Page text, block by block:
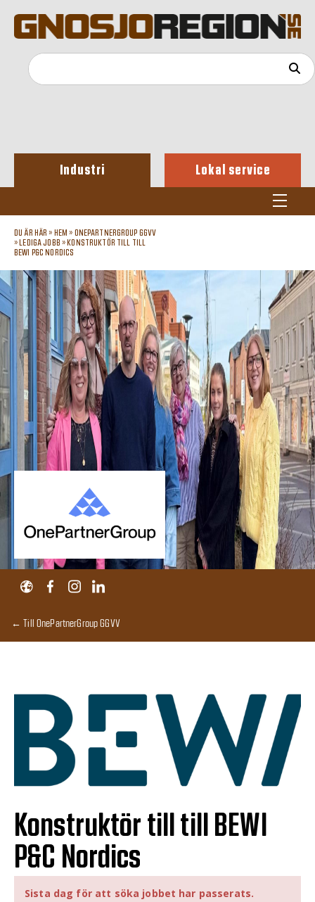
Industri Lokal service
DU ÄR HÄR » HEM » ONEPARTNERGROUP GGVV
»
LEDIGA JOBB » KONSTRUKTÖR TILL TILL
BEWI P&C NORDICS
← Till OnePartnerGroup GGVV
Konstruktör till till BEWI
P&C Nordics
Sista dag för att söka jobbet har passerats.